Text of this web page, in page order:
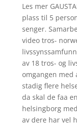
Les mer
plass til 5
senger.
video tros-
av 18 tros- og
omgangen med
stadig flere
da skal de faa
helsingborg
av dere har vel